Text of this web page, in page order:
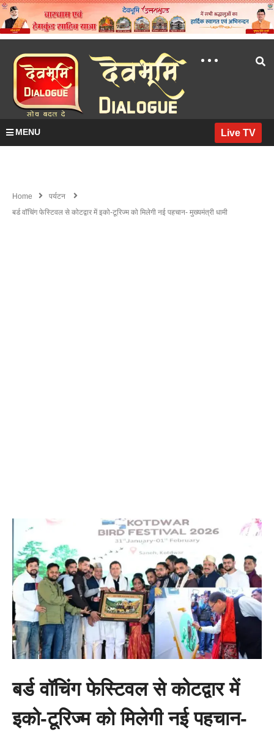
MENU Live TV
Home
पर्यटन
बर्ड वॉचिंग फेस्टिवल से कोटद्वार में इको-टूरिज्म को मिलेगी नई पहचान- मुख्यमंत्री धामी
बर्ड वॉचिंग फेस्टिवल से कोटद्वार में
इको-टूरिज्म को मिलेगी नई पहचान-